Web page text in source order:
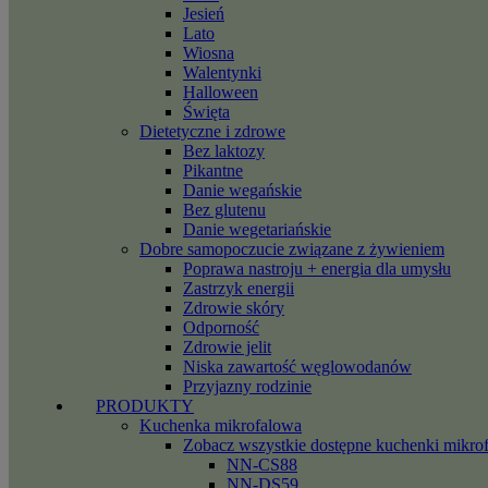
Jesień
Lato
Wiosna
Walentynki
Halloween
Święta
Dietetyczne i zdrowe
Bez laktozy
Pikantne
Danie wegańskie
Bez glutenu
Danie wegetariańskie
Dobre samopoczucie związane z żywieniem
Poprawa nastroju + energia dla umysłu
Zastrzyk energii
Zdrowie skóry
Odporność
Zdrowie jelit
Niska zawartość węglowodanów
Przyjazny rodzinie
PRODUKTY
Kuchenka mikrofalowa
Zobacz wszystkie dostępne kuchenki
NN-CS88
NN-DS59